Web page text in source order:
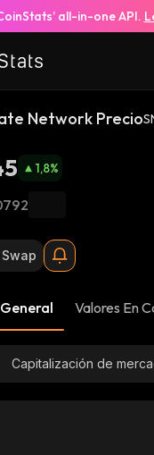
all-in-one API.
Network Precio
1,8%
Swap
Valores En
Capitalización de